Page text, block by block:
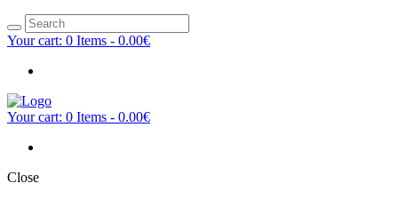
Your cart: 0 Items - 0.00€
Your cart: 0 Items - 0.00€
Close